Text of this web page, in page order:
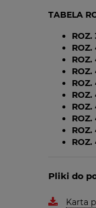
TABELA
ROZ.
ROZ.
ROZ.
ROZ.
ROZ.
ROZ.
ROZ.
ROZ.
ROZ.
ROZ.
Pliki do
Karta